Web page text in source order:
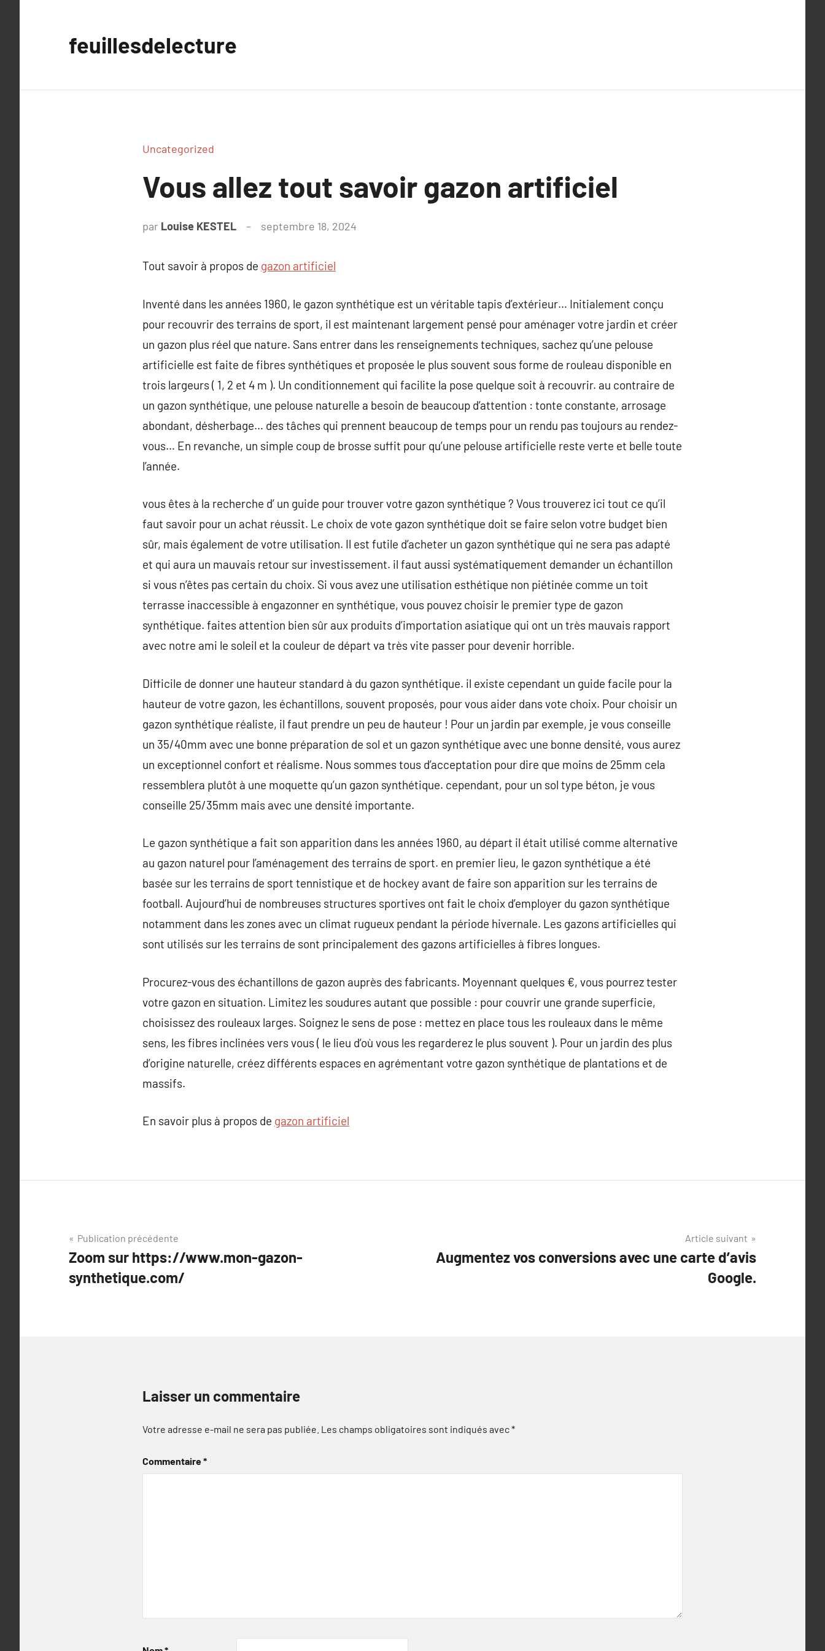
feuillesdelecture
Uncategorized
Vous allez tout savoir gazon artificiel
par Louise KESTEL septembre 18, 2024
Tout savoir à propos de gazon artificiel
Inventé dans les années 1960, le gazon synthétique est un véritable tapis d’extérieur… Initialement conçu
pour recouvrir des terrains de sport, il est maintenant largement pensé pour aménager votre jardin et créer
un gazon plus réel que nature. Sans entrer dans les renseignements techniques, sachez qu’une pelouse
artificielle est faite de fibres synthétiques et proposée le plus souvent sous forme de rouleau disponible en
trois largeurs ( 1, 2 et 4 m ). Un conditionnement qui facilite la pose quelque soit à recouvrir. au contraire de
un gazon synthétique, une pelouse naturelle a besoin de beaucoup d’attention : tonte constante, arrosage
abondant, désherbage… des tâches qui prennent beaucoup de temps pour un rendu pas toujours au rendez-
vous… En revanche, un simple coup de brosse suffit pour qu’une pelouse artificielle reste verte et belle toute
l’année.
vous êtes à la recherche d’ un guide pour trouver votre gazon synthétique ? Vous trouverez ici tout ce qu’il
faut savoir pour un achat réussit. Le choix de vote gazon synthétique doit se faire selon votre budget bien
sûr, mais également de votre utilisation. Il est futile d’acheter un gazon synthétique qui ne sera pas adapté
et qui aura un mauvais retour sur investissement. il faut aussi systématiquement demander un échantillon
si vous n’êtes pas certain du choix. Si vous avez une utilisation esthétique non piétinée comme un toit
terrasse inaccessible à engazonner en synthétique, vous pouvez choisir le premier type de gazon
synthétique. faites attention bien sûr aux produits d’importation asiatique qui ont un très mauvais rapport
avec notre ami le soleil et la couleur de départ va très vite passer pour devenir horrible.
Difficile de donner une hauteur standard à du gazon synthétique. il existe cependant un guide facile pour la
hauteur de votre gazon, les échantillons, souvent proposés, pour vous aider dans vote choix. Pour choisir un
gazon synthétique réaliste, il faut prendre un peu de hauteur ! Pour un jardin par exemple, je vous conseille
un 35/40mm avec une bonne préparation de sol et un gazon synthétique avec une bonne densité, vous aurez
un exceptionnel confort et réalisme. Nous sommes tous d’acceptation pour dire que moins de 25mm cela
ressemblera plutôt à une moquette qu’un gazon synthétique. cependant, pour un sol type béton, je vous
conseille 25/35mm mais avec une densité importante.
Le gazon synthétique a fait son apparition dans les années 1960, au départ il était utilisé comme alternative
au gazon naturel pour l’aménagement des terrains de sport. en premier lieu, le gazon synthétique a été
basée sur les terrains de sport tennistique et de hockey avant de faire son apparition sur les terrains de
football. Aujourd’hui de nombreuses structures sportives ont fait le choix d’employer du gazon synthétique
notamment dans les zones avec un climat rugueux pendant la période hivernale. Les gazons artificielles qui
sont utilisés sur les terrains de sont principalement des gazons artificielles à fibres longues.
Procurez-vous des échantillons de gazon auprès des fabricants. Moyennant quelques €, vous pourrez tester
votre gazon en situation. Limitez les soudures autant que possible : pour couvrir une grande superficie,
choisissez des rouleaux larges. Soignez le sens de pose : mettez en place tous les rouleaux dans le même
sens, les fibres inclinées vers vous ( le lieu d’où vous les regarderez le plus souvent ). Pour un jardin des plus
d’origine naturelle, créez différents espaces en agrémentant votre gazon synthétique de plantations et de
massifs.
En savoir plus à propos de gazon artificiel
Navigation
de
l’article
Publication précédente
Zoom sur https://www.mon-gazon-
synthetique.com/
Article suivant
Augmentez vos conversions avec une carte d’avis
Google.
Laisser un commentaire
Votre adresse e-mail ne sera pas publiée. Les champs obligatoires sont indiqués avec*
Commentaire*